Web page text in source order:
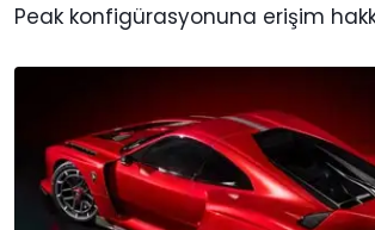
Peak konfigürasyonuna erişim